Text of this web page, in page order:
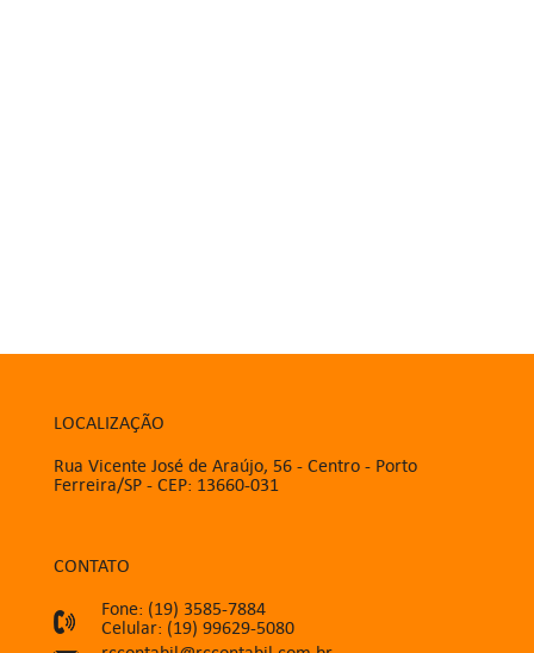
LOCALIZAÇÃO
Rua Vicente José de Araújo, 56 - Centro - Porto
Ferreira/SP - CEP: 13660-031
CONTATO
Fone: (19) 3585-7884
Celular: (19) 99629-5080